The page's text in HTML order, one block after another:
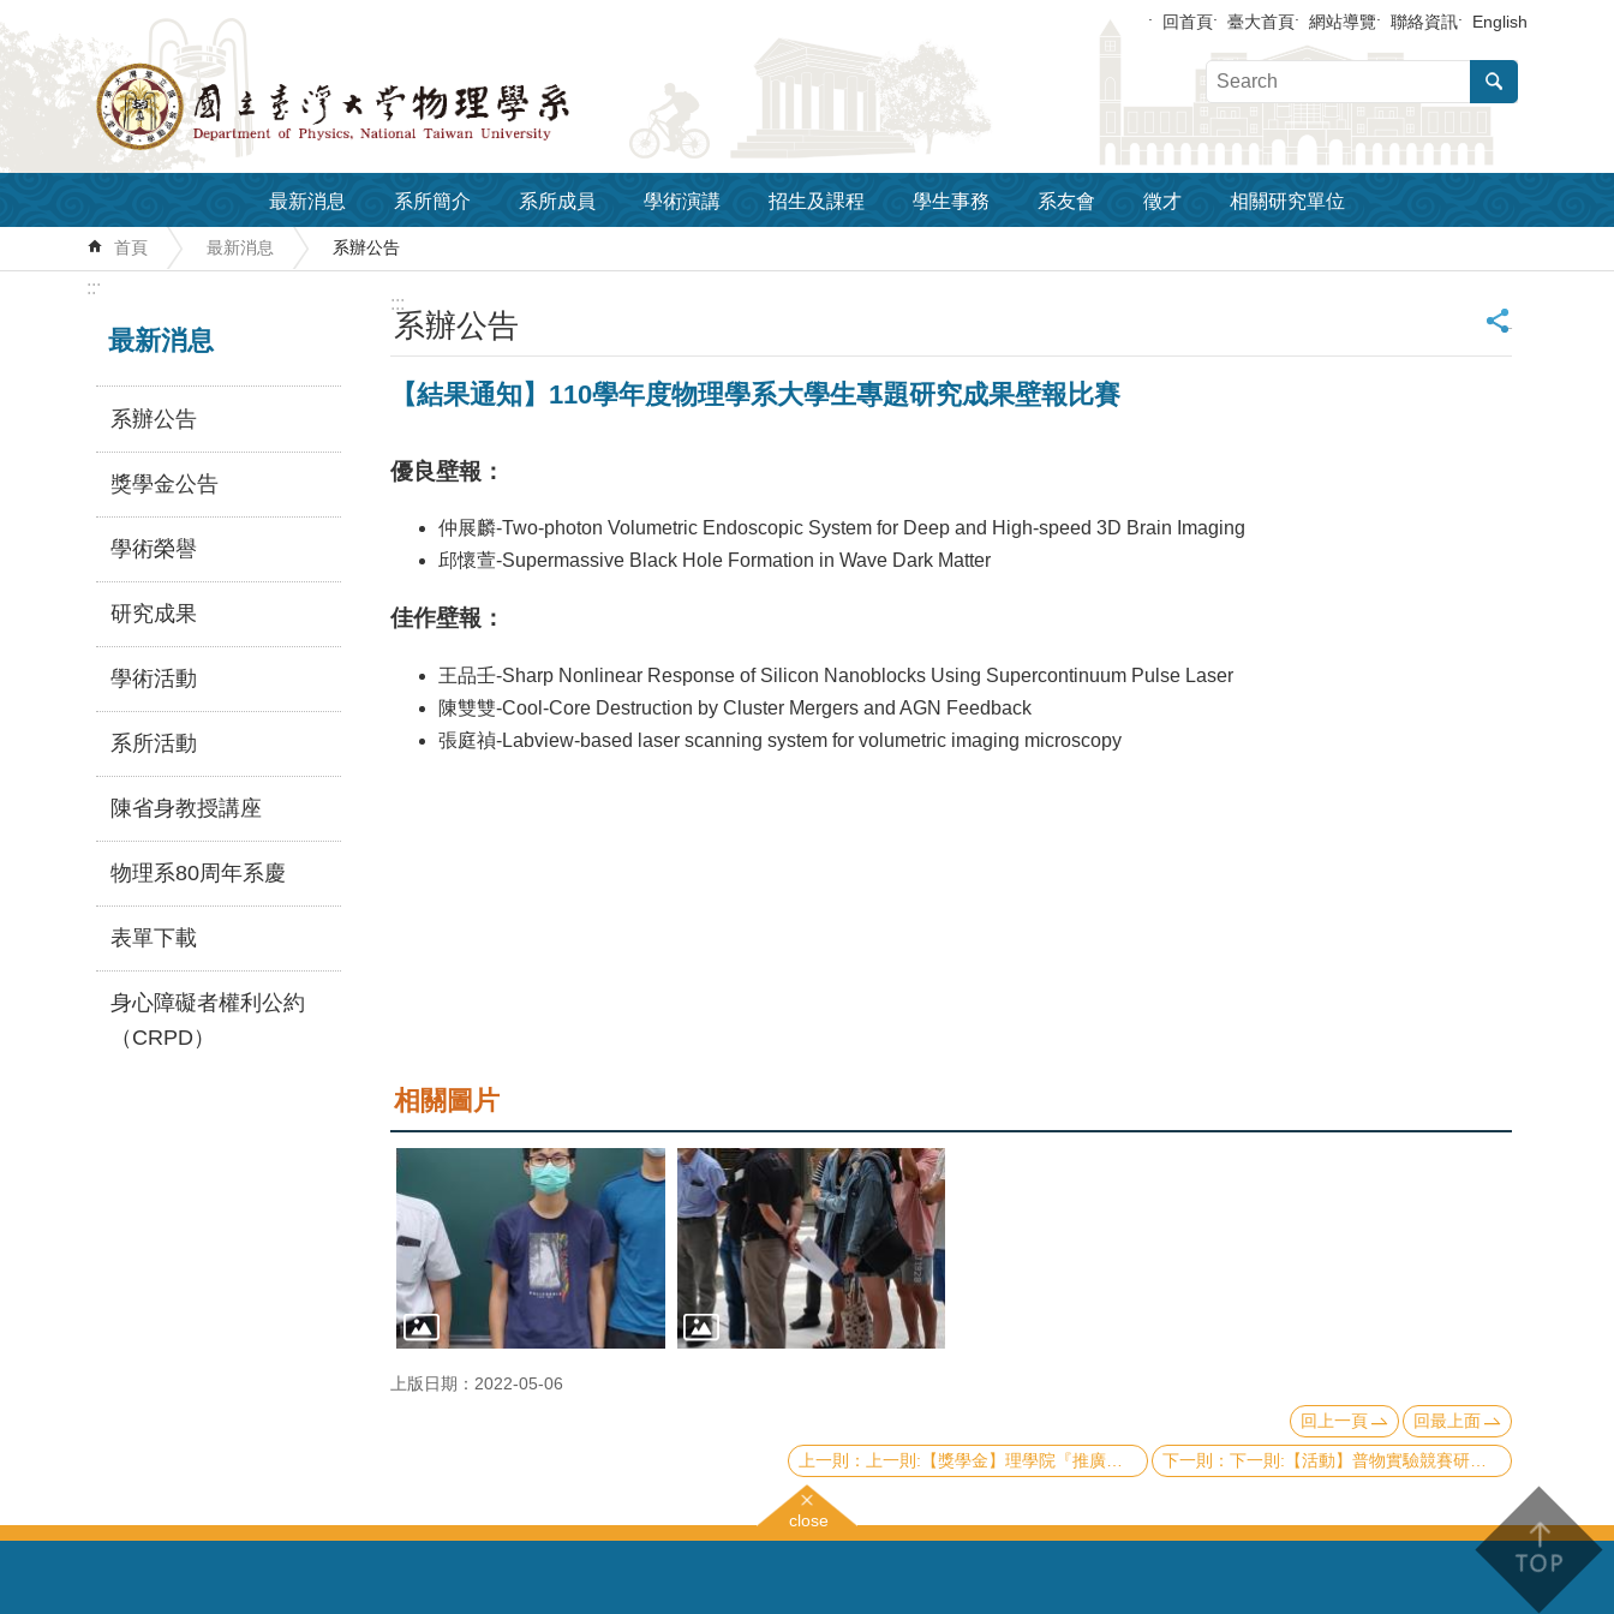
跳到主要內容區塊 回首頁 臺大首頁 網站導覽 聯絡資訊 English
最新消息 系所簡介 系所成員 學術演講 招生及課程 學生事務 系友會 徵才 相關研究單位
首頁 最新消息 系辦公告
:::
最新消息
系辦公告
獎學金公告
學術榮譽
研究成果
學術活動
系所活動
陳省身教授講座
物理系80周年系慶
表單下載
身心障礙者權利公約
（CRPD）
:::
系辦公告 _
【結果通知】110學年度物理學系大學生專題研究成果壁報比賽
優良壁報：
仲展麟-Two-photon Volumetric Endoscopic System for Deep and High-speed 3D Brain Imaging
邱懷萱-Supermassive Black Hole Formation in Wave Dark Matter
佳作壁報：
王品壬-Sharp Nonlinear Response of Silicon Nanoblocks Using Supercontinuum Pulse Laser
陳雙雙-Cool-Core Destruction by Cluster Mergers and AGN Feedback
張庭禎-Labview-based laser scanning system for volumetric imaging microscopy
相關圖片
上版日期：2022-05-06
回上一頁
回最上面
上一則:【獎學金】理學院『推廣國際交流獎學金』(CoS Travel Grants and Scholarship)《111年第二梯次 Second Round》（已截止） 下一則:【活動】普物實驗競賽研討會
close